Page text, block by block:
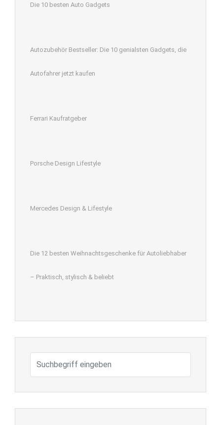
Die 10 besten Auto Gadgets
Autozubehör Bestseller: Die 10 genialsten Gadgets, die
Autofahrer jetzt kaufen
Ferrari Kaufratgeber
Porsche Design Lifestyle
Mercedes Design & Lifestyle
Die 12 besten Weihnachtsgeschenke für Autoliebhaber
– Praktisch, stylisch & beliebt